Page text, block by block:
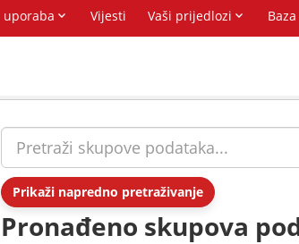
Prikaži napredno pretraživanje
Pronađeno skupova